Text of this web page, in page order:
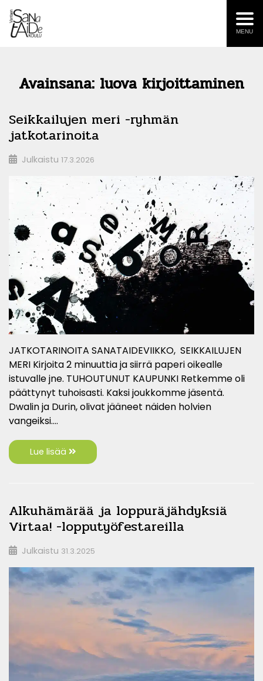
MENU
Avainsana: luova kirjoittaminen
Seikkailujen meri -ryhmän
jatkotarinoita
Julkaistu 17.3.2026
JATKOTARINOITA SANATAIDEVIIKKO, SEIKKAILUJEN
MERI Kirjoita 2 minuuttia ja siirrä paperi oikealle
istuvalle jne. TUHOUTUNUT KAUPUNKI Retkemme oli
päättynyt tuhoisasti. Kaksi joukkomme jäsentä.
Dwalin ja Durin, olivat jääneet näiden holvien
vangeiksi.…
Lue lisää
Alkuhämärää ja loppuräjähdyksiä
Virtaa! -lopputyöfestareilla
Julkaistu 31.3.2025